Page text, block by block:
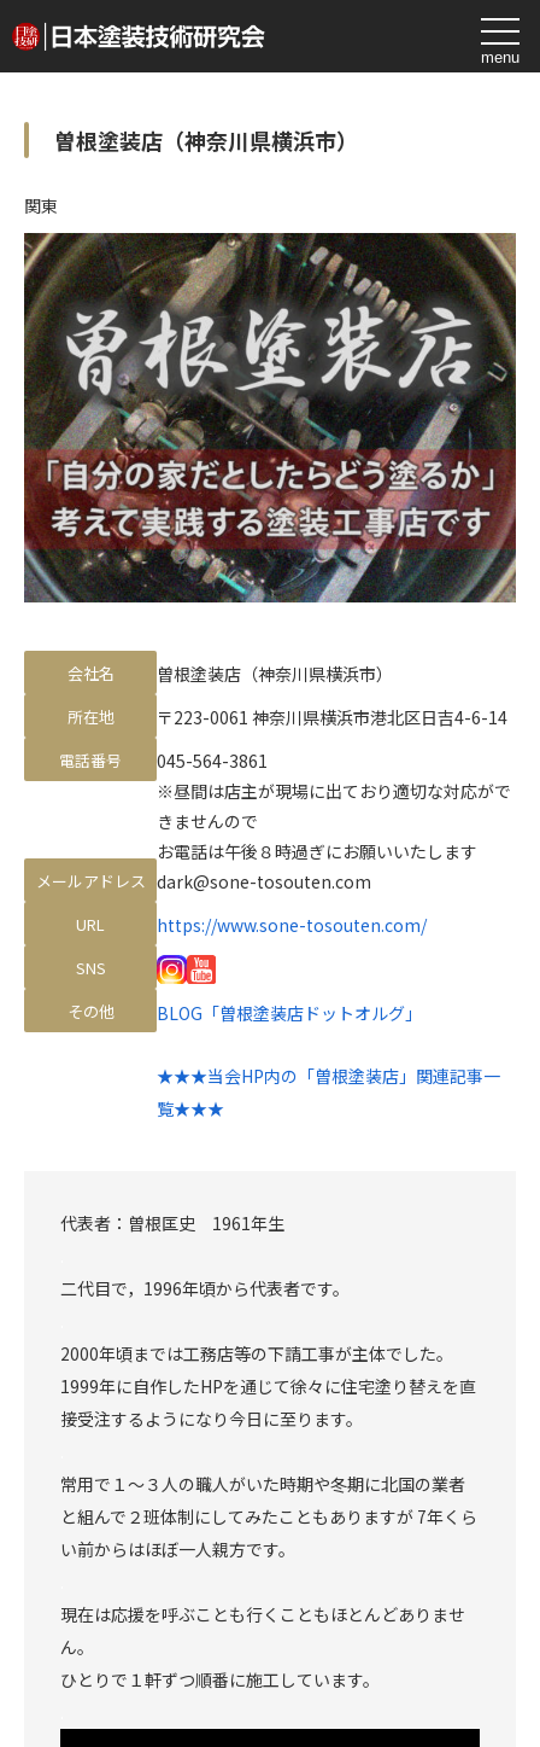
曽根塗装店（神奈川県横浜市）
関東
会社名 曽根塗装店（神奈川県横浜市）
所在地 〒223-0061 神奈川県横浜市港北区日吉4-6-14
電話番号
045-564-3861
※昼間は店主が現場に出ており適切な対応がで
きませんので
お電話は午後８時過ぎにお願いいたします
メールアドレス dark@sone-tosouten.com
URL https://www.sone-tosouten.com/
SNS
その他
BLOG「曽根塗装店ドットオルグ」
★★★当会HP内の「曽根塗装店」関連記事一
覧★★★
代表者：曽根匡史 1961年生
二代目で，1996年頃から代表者です。
2000年頃までは工務店等の下請工事が主体でした。
1999年に自作したHPを通じて徐々に住宅塗り替えを直
接受注するようになり今日に至ります。
常用で１～３人の職人がいた時期や冬期に北国の業者
と組んで２班体制にしてみたこともありますが 7年くら
い前からはほぼ一人親方です。
現在は応援を呼ぶことも行くこともほとんどありませ
ん。
ひとりで１軒ずつ順番に施工しています。